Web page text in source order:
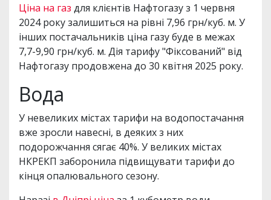
Ціна на газ для клієнтів Нафтогазу з 1 червня
2024 року залишиться на рівні 7,96 грн/куб. м. У
інших постачальників ціна газу буде в межах
7,7-9,90 грн/куб. м. Дія тарифу "Фіксований" від
Нафтогазу продовжена до 30 квітня 2025 року.
Вода
У невеликих містах тарифи на водопостачання
вже зросли навесні, в деяких з них
подорожчання сягає 40%. У великих містах
НКРЕКП заборонила підвищувати тарифи до
кінця опалювального сезону.